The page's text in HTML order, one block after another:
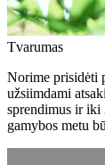
Tvarumas
Norime prisidėti
užsiimdami
sprendimus ir iki
gamybos metu